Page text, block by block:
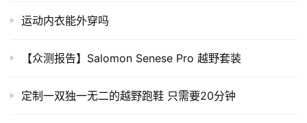
运动内衣能外穿吗
【众测报告】Salomon Senese Pro 越野套装
定制一双独一无二的越野跑鞋 只需要20分钟